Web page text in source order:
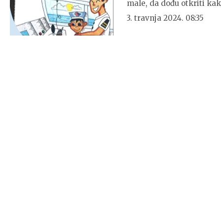
male, da dođu otkriti
3. travnja 2024. 08:35